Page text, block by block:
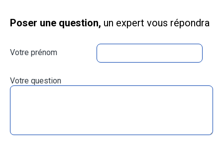
Poser une question, un expert vous répondra
Votre prénom
Votre question